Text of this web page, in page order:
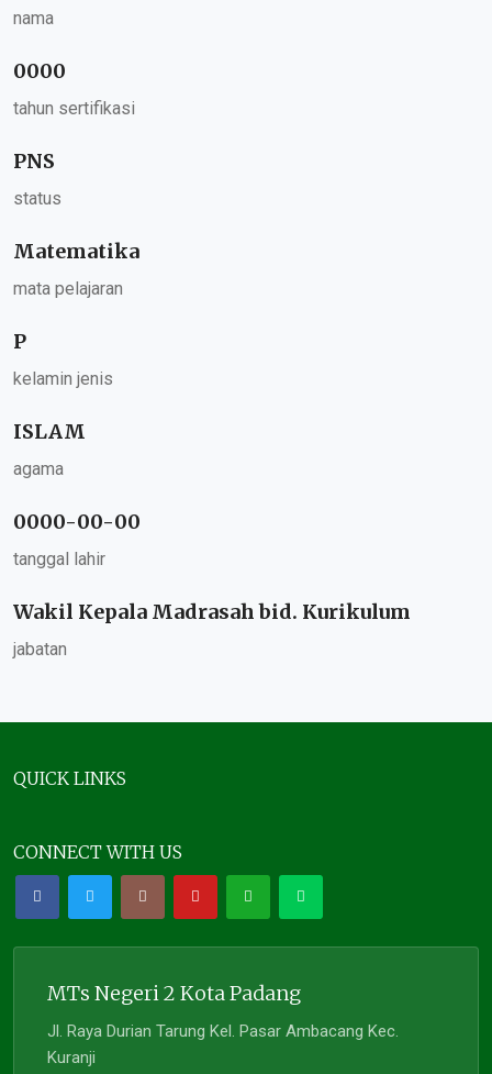
nama
0000
tahun sertifikasi
PNS
status
Matematika
mata pelajaran
P
kelamin jenis
ISLAM
agama
0000-00-00
tanggal lahir
Wakil Kepala Madrasah bid. Kurikulum
jabatan
QUICK LINKS
CONNECT WITH US
MTs Negeri 2 Kota Padang
Jl. Raya Durian Tarung Kel. Pasar Ambacang Kec.
Kuranji